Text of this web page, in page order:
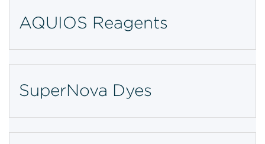
AQUIOS Reagents
SuperNova Dyes